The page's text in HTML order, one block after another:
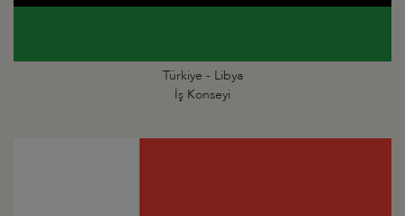
Türkiye - Libya
İş Konseyi